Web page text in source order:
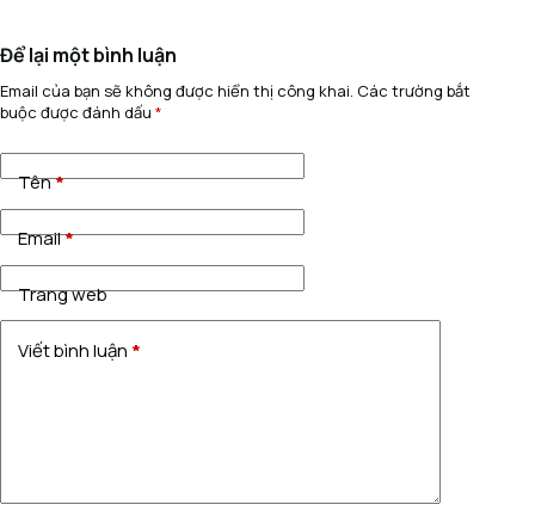
Để lại một bình luận
Email của bạn sẽ không được hiển thị công khai. Các trường bắt
buộc được đánh dấu *
Tên*
Email*
Trang web
Viết bình luận *